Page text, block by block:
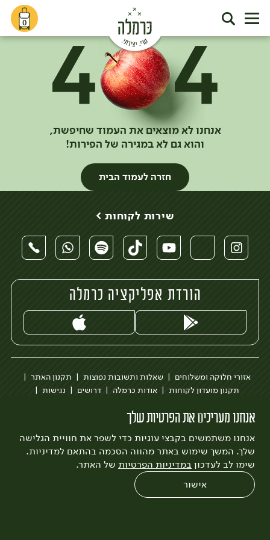
0
אנחנו לא מוצאים את העמוד שחיפשת,
והוא גם לא במגירה של הפירות!
חזרה לעמוד הבית
אנחנו מעריכים את הפרטיות שלך
אנחנו משתמשים בקבצי עוגיות כדי לשפר את חוויית הגלישה
שלך. המשך שימוש באתר מהווה הסכמה בהתאם למדיניות.
שימו לב לעדכון במדיניות הפרטיות של האתר.
אישור
שירות לקוחות >
הורדת אפליקציה כרמלה
אזורי חלוקה ומשלוחים שאלות ותשובות נפוצות
תקנון האתר
תקנון מועדון לקוחות
אודות כרמלה דרושים
נגישות
לצפייה בעדכון מדיניות פרטיות
עיצוב:3bears פיתוח:Quatro